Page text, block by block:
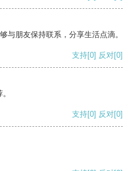
与朋友保持联系，分享生活点滴。
支持[0] 反对[0]
支持[0] 反对[0]